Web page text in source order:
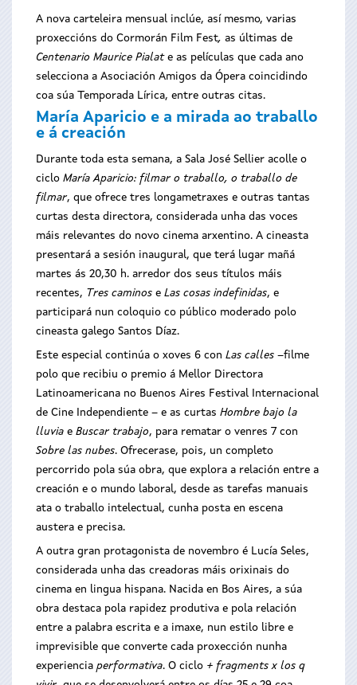
A nova carteleira mensual inclúe, así mesmo, varias
proxeccións do Cormorán Film Fest, as últimas de
Centenario Maurice Pialate as películas que cada ano
selecciona a Asociación Amigos da Ópera coincidindo
coa súa Temporada Lírica, entre outras citas.
María Aparicio e a mirada ao traballo
e á creación
Durante toda esta semana, a Sala José Sellier acolle o
ciclo María Aparicio: filmar o traballo, o traballo de
filmar, que ofrece tres longametraxes e outras tantas
curtas desta directora, considerada unha das voces
máis relevantes do novo cinema arxentino. A cineasta
presentará a sesión inaugural, que terá lugar mañá
martes ás 20,30 h. arredor dos seus títulos máis
recentes, Tres caminos e Las cosas indefinidas, e
participará nun coloquio co público moderado polo
cineasta galego Santos Díaz.
Este especial continúa o xoves 6 con Las calles –filme
polo que recibiu o premio á Mellor Directora
Latinoamericana no Buenos Aires Festival Internacional
de Cine Independiente – e as curtas Hombre bajo la
lluvia e Buscar trabajo, para rematar o venres 7 con
Sobre las nubes. Ofrecerase, pois, un completo
percorrido pola súa obra, que explora a relación entre a
creación e o mundo laboral, desde as tarefas manuais
ata o traballo intelectual, cunha posta en escena
austera e precisa.
A outra gran protagonista de novembro é Lucía Seles,
considerada unha das creadoras máis orixinais do
cinema en lingua hispana. Nacida en Bos Aires, a súa
obra destaca pola rapidez produtiva e pola relación
entre a palabra escrita e a imaxe, nun estilo libre e
imprevisible que converte cada proxección nunha
experiencia performativa. O ciclo + fragments x los q